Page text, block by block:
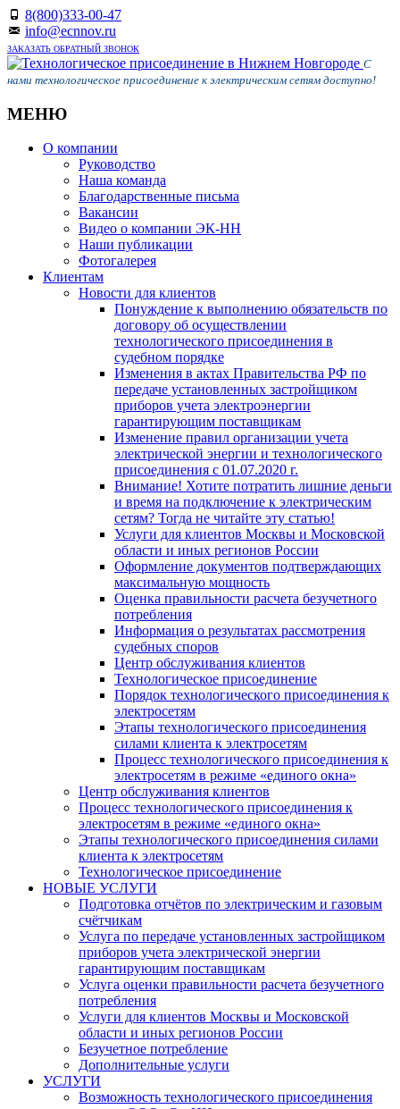
8(800)333-00-47
info@ecnnov.ru
ЗАКАЗАТЬ ОБРАТНЫЙ ЗВОНОК
С
нами технологическое присоединение к электрическим сетям доступно!
МЕНЮ
Skip
О компании
Руководство
Наша команда
Благодарственные письма
Вакансии
Видео о компании ЭК-НН
Наши публикации
Фотогалерея
Клиентам
Новости для клиентов
Понуждение к выполнению обязательств по
договору об осуществлении
технологического присоединения в
судебном порядке
Изменения в актах Правительства РФ по
передаче установленных застройщиком
приборов учета электроэнергии
гарантирующим поставщикам
Изменение правил организации учета
электрической энергии и технологического
присоединения с 01.07.2020 г.
Внимание! Хотите потратить лишние деньги
и время на подключение к электрическим
сетям? Тогда не читайте эту статью!
Услуги для клиентов Москвы и Московской
области и иных регионов России
Оформление документов подтверждающих
максимальную мощность
Oценка правильности расчета безучетного
потребления
Информация о результатах рассмотрения
судебных споров
Центр обслуживания клиентов
Технологическое присоединение
Порядок технологического присоединения к
электросетям
Этапы технологического присоединения
силами клиента к электросетям
Процесс технологического присоединения к
электросетям в режиме «единого окна»
Центр обслуживания клиентов
Процесс технологического присоединения к
электросетям в режиме «единого окна»
Этапы технологического присоединения силами
клиента к электросетям
Технологическое присоединение
НОВЫЕ УСЛУГИ
Подготовка отчётов по электрическим и газовым
счётчикам
Услуга по передаче установленных застройщиком
приборов учета электрической энергии
гарантирующим поставщикам
Услуга оценки правильности расчета безучетного
потребления
Услуги для клиентов Москвы и Московской
области и иных регионов России
Безучетное потребление
Дополнительные услуги
УСЛУГИ
​Возможность технологического присоединения